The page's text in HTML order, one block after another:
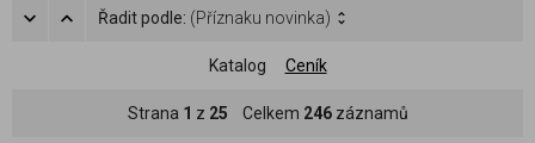
Řadit podle: (Příznaku novinka)
Katalog Ceník
Strana 1 z 25 Celkem 246záznamů